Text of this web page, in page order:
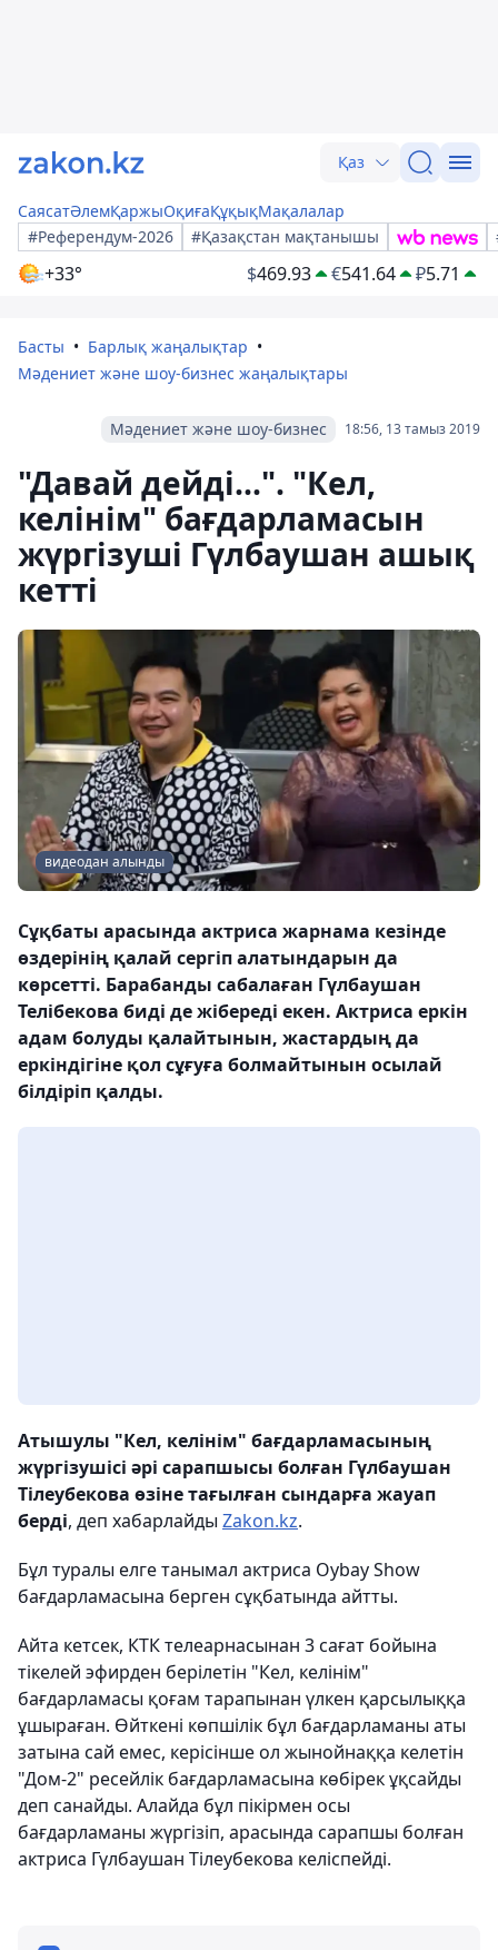
Қаз
СаясатӘлемҚаржыОқиғаҚұқықМақалалар
#Референдум-2026
#Қазақстан мақтанышы
+33° $469.93 €541.64 ₽5.71
Басты
Барлық жаңалықтар
Мәдениет және шоу-бизнес жаңалықтары
18:56, 13 тамыз 2019
Мәдениет және шоу-бизнес
"Давай дейді...". "Кел,
келінім" бағдарламасын
жүргізуші Гүлбаушан ашық
кетті
видеодан алынды
Сұқбаты арасында актриса жарнама кезінде
өздерінің қалай сергіп алатындарын да
көрсетті. Барабанды сабалаған Гүлбаушан
Телібекова биді де жібереді екен. Актриса еркін
адам болуды қалайтынын, жастардың да
еркіндігіне қол сұғуға болмайтынын осылай
білдіріп қалды.
Атышулы "Кел, келінім" бағдарламасының
жүргізушісі әрі сарапшысы болған Гүлбаушан
Тілеубекова өзіне тағылған сындарға жауап
берді, деп хабарлайды Zakon.kz.
Бұл туралы елге танымал актриса Oybay Show
бағдарламасына берген сұқбатында айтты.
Айта кетсек, КТК телеарнасынан 3 сағат бойына
тікелей эфирден берілетін "Кел, келінім"
бағдарламасы қоғам тарапынан үлкен қарсылыққа
ұшыраған. Өйткені көпшілік бұл бағдарламаны аты
затына сай емес, керісінше ол жынойнаққа келетін
"Дом-2" ресейлік бағдарламасына көбірек ұқсайды
деп санайды. Алайда бұл пікірмен осы
бағдарламаны жүргізіп, арасында сарапшы болған
актриса Гүлбаушан Тілеубекова келіспейді.